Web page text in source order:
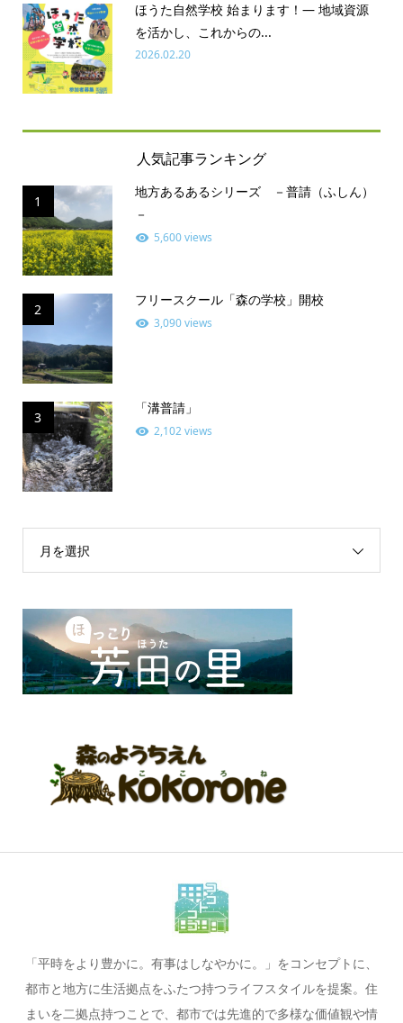
ほうた自然学校 始まります！― 地域資源
を活かし、これからの...
2026.02.20
人気記事ランキング
1
地方あるあるシリーズ －普請（ふしん）
－
5,600 views
2
フリースクール「森の学校」開校
3,090 views
3
「溝普請」
2,102 views
月を選択
「平時をより豊かに。有事はしなやかに。」をコンセプトに、
都市と地方に生活拠点をふたつ持つライフスタイルを提案。住
まいを二拠点持つことで、都市では先進的で多様な価値観や情